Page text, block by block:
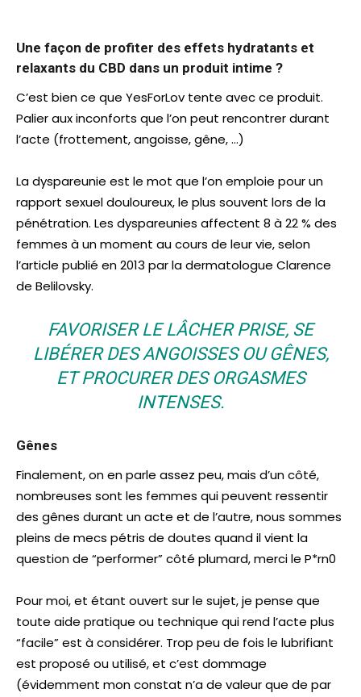
Une façon de profiter des effets hydratants et
relaxants du CBD dans un produit intime ?
C’est bien ce que YesForLov tente avec ce produit.
Palier aux inconforts que l’on peut rencontrer durant
l’acte (frottement, angoisse, gêne, …)
La dyspareunie est le mot que l’on emploie pour un
rapport sexuel douloureux, le plus souvent lors de la
pénétration. Les dyspareunies affectent 8 à 22 % des
femmes à un moment au cours de leur vie, selon
l’article publié en 2013 par la dermatologue Clarence
de Belilovsky.
FAVORISER LE LÂCHER PRISE, SE
LIBÉRER DES ANGOISSES OU GÊNES,
ET PROCURER DES ORGASMES
INTENSES.
Gênes
Finalement, on en parle assez peu, mais d’un côté,
nombreuses sont les femmes qui peuvent ressentir
des gênes durant un acte et de l’autre, nous sommes
pleins de mecs pétris de doutes quand il vient la
question de “performer” côté plumard, merci le P*rn0
Pour moi, et étant ouvert sur le sujet, je pense que
toute aide pratique ou technique qui rend l’acte plus
“facile” est à considérer. Trop peu de fois le lubrifiant
est proposé ou utilisé, et c’est dommage
(évidemment mon constat n’a de valeur que de par